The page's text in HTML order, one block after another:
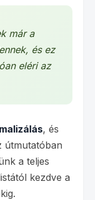
már a
és ez
eléri az
, és
útmutatóban
a teljes
kezdve a